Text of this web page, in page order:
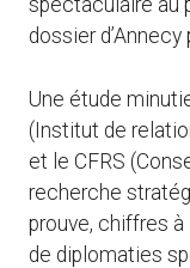
spectaculaire au
dossier d’Annecy
Une étude
(Institut de
et le CFRS
recherche
prouve, chiffres à
de diplomaties